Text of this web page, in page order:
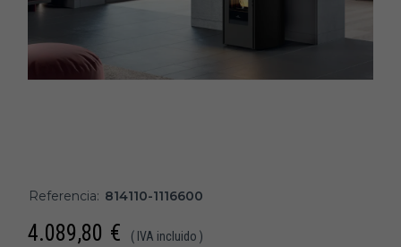
Referencia: 814110-1116600
4.089,80 € ( IVA incluido )